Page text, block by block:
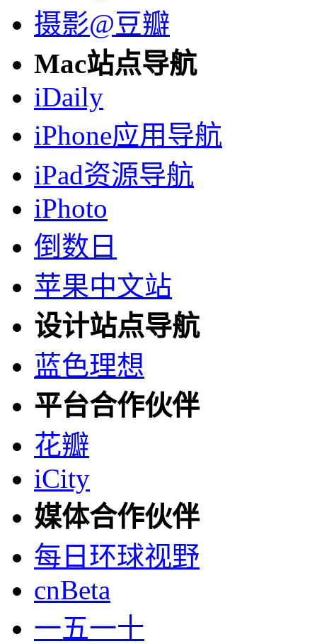
摄影@豆瓣
Mac站点导航
iDaily
iPhone应用导航
iPad资源导航
iPhoto
倒数日
苹果中文站
设计站点导航
蓝色理想
平台合作伙伴
花瓣
iCity
媒体合作伙伴
每日环球视野
cnBeta
一五一十